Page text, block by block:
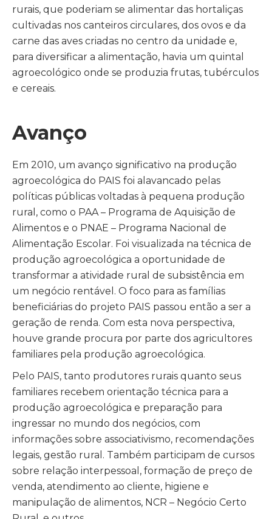
rurais, que poderiam se alimentar das hortaliças
cultivadas nos canteiros circulares, dos ovos e da
carne das aves criadas no centro da unidade e,
para diversificar a alimentação, havia um quintal
agroecológico onde se produzia frutas, tubérculos
e cereais.
Avanço
Em 2010, um avanço significativo na produção
agroecológica do PAIS foi alavancado pelas
políticas públicas voltadas à pequena produção
rural, como o PAA – Programa de Aquisição de
Alimentos e o PNAE – Programa Nacional de
Alimentação Escolar. Foi visualizada na técnica de
produção agroecológica a oportunidade de
transformar a atividade rural de subsistência em
um negócio rentável. O foco para as famílias
beneficiárias do projeto PAIS passou então a ser a
geração de renda. Com esta nova perspectiva,
houve grande procura por parte dos agricultores
familiares pela produção agroecológica.
Pelo PAIS, tanto produtores rurais quanto seus
familiares recebem orientação técnica para a
produção agroecológica e preparação para
ingressar no mundo dos negócios, com
informações sobre associativismo, recomendações
legais, gestão rural. Também participam de cursos
sobre relação interpessoal, formação de preço de
venda, atendimento ao cliente, higiene e
manipulação de alimentos, NCR – Negócio Certo